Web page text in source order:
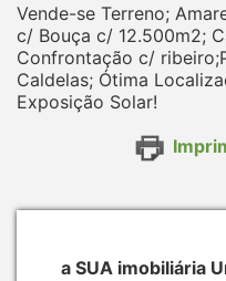
Vende-se Terreno;
c/ Bouça c/ 12.500m2;
Confrontação c/
Caldelas; Ótima
Exposição Solar!
a SUA imobiliária